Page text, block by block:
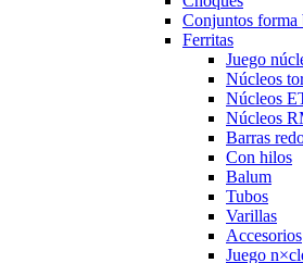
Conjuntos forma
Ferritas
Juego
Núcleos
Núcleos
Núcleos
Barras
Con hilos
Balum
Tubos
Varillas
Accesorios
Juego